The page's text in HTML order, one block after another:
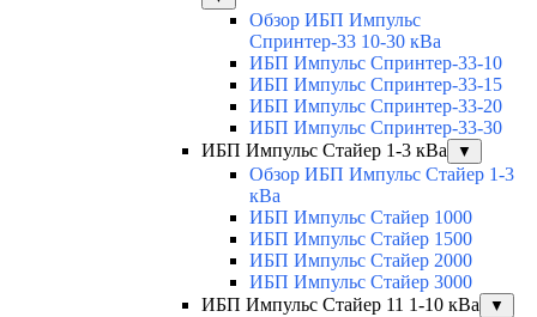
Обзор ИБП Импульс
Спринтер-33 10-30 кВа
ИБП Импульс Спринтер-33-10
ИБП Импульс Спринтер-33-15
ИБП Импульс Спринтер-33-20
ИБП Импульс Спринтер-33-30
ИБП Импульс Стайер 1-3 кВа
▼
Обзор ИБП Импульс Стайер 1-3
кВа
ИБП Импульс Стайер 1000
ИБП Импульс Стайер 1500
ИБП Импульс Стайер 2000
ИБП Импульс Стайер 3000
ИБП Импульс Стайер 11 1-10 кВа
▼